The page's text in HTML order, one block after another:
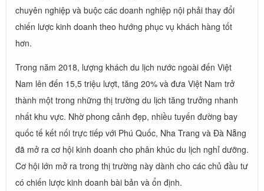
chuyên nghiệp và buộc các doanh nghiệp nội phải thay đổi
chiến lược kinh doanh theo hướng phục vụ khách hàng tốt
hơn.
Trong năm 2018, lượng khách du lịch nước ngoài đến Việt
Nam lên đến 15,5 triệu lượt, tăng 20% và đưa Việt Nam trở
thành một trong những thị trường du lịch tăng trưởng nhanh
nhất khu vực. Nhờ phong cảnh đẹp, nhiều tuyến đường bay
quốc tế kết nối trực tiếp với Phú Quốc, Nha Trang và Đà Nẵng
đã mở ra cơ hội kinh doanh cho phân khúc du lịch nghỉ dưỡng.
Cơ hội lớn mở ra trong thị trường này dành cho các chủ đầu tư
có chiến lược kinh doanh bài bản và ổn định.